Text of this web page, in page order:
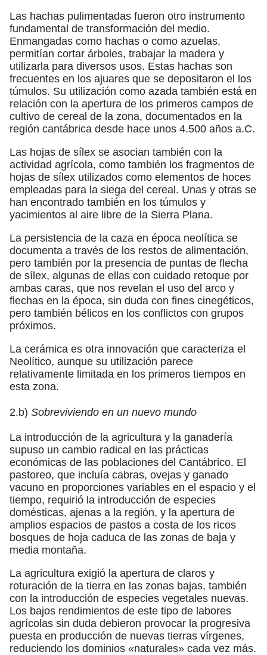
Las hachas pulimentadas fueron otro instrumento
fundamental de transformación del medio.
Enmangadas como hachas o como azuelas,
permitían cortar árboles, trabajar la madera y
utilizarla para diversos usos. Estas hachas son
frecuentes en los ajuares que se depositaron el los
túmulos. Su utilización como azada también está en
relación con la apertura de los primeros campos de
cultivo de cereal de la zona, documentados en la
región cantábrica desde hace unos 4.500 años a.C.
Las hojas de sílex se asocian también con la
actividad agrícola, como también los fragmentos de
hojas de sílex utilizados como elementos de hoces
empleadas para la siega del cereal. Unas y otras se
han encontrado también en los túmulos y
yacimientos al aire libre de la Sierra Plana.
La persistencia de la caza en época neolítica se
documenta a través de los restos de alimentación,
pero también por la presencia de puntas de flecha
de sílex, algunas de ellas con cuidado retoque por
ambas caras, que nos revelan el uso del arco y
flechas en la época, sin duda con fines cinegéticos,
pero también bélicos en los conflictos con grupos
próximos.
La cerámica es otra innovación que caracteriza el
Neolítico, aunque su utilización parece
relativamente limitada en los primeros tiempos en
esta zona.
2.b) Sobreviviendo en un nuevo mundo
La introducción de la agricultura y la ganadería
supuso un cambio radical en las prácticas
económicas de las poblaciones del Cantábrico. El
pastoreo, que incluía cabras, ovejas y ganado
vacuno en proporciones variables en el espacio y el
tiempo, requirió la introducción de especies
domésticas, ajenas a la región, y la apertura de
amplios espacios de pastos a costa de los ricos
bosques de hoja caduca de las zonas de baja y
media montaña.
La agricultura exigió la apertura de claros y
roturación de la tierra en las zonas bajas, también
con la introducción de especies vegetales nuevas.
Los bajos rendimientos de este tipo de labores
agrícolas sin duda debieron provocar la progresiva
puesta en producción de nuevas tierras vírgenes,
reduciendo los dominios «naturales» cada vez más.